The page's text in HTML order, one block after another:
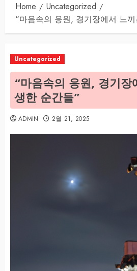
Home
Uncategorized
“마음속의 응원, 경기장에서 느
Uncategorized
“마음속의 응원, 경기장
생한 순간들”
ADMIN 2월 21, 2025